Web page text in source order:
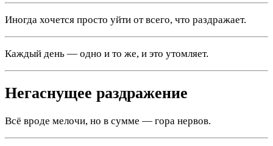
Иногда хочется просто уйти от всего, что раздражает.
Каждый день — одно и то же, и это утомляет.
Негаснущее раздражение
Всё вроде мелочи, но в сумме — гора нервов.